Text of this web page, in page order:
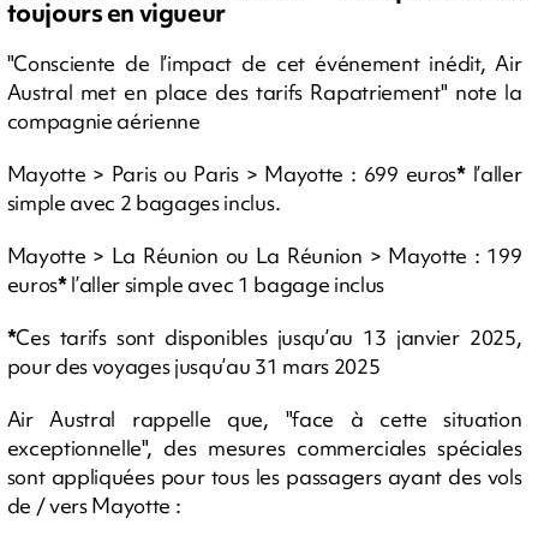
toujours en vigueur
"Consciente de l’impact de cet événement inédit, Air
Austral met en place des tarifs Rapatriement" note la
compagnie aérienne
Mayotte > Paris ou Paris > Mayotte : 699 euros*l’aller
simple avec 2 bagages inclus.
Mayotte > La Réunion ou La Réunion > Mayotte : 199
euros*l’aller simple avec 1 bagage inclus
*Ces tarifs sont disponibles jusqu’au 13 janvier 2025,
pour des voyages jusqu’au 31 mars 2025
Air Austral rappelle que, "face à cette situation
exceptionnelle", des mesures commerciales spéciales
sont appliquées pour tous les passagers ayant des vols
de / vers Mayotte :